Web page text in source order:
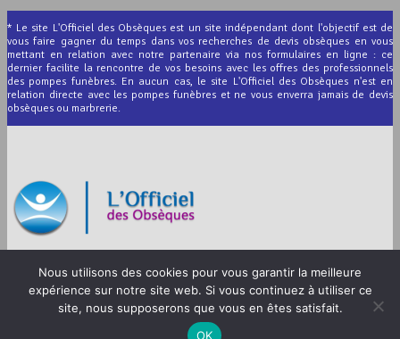
* Le site L'Officiel des Obsèques est un site indépendant dont l'objectif est de
vous faire gagner du temps dans vos recherches de devis obsèques en vous
mettant en relation avec notre partenaire via nos formulaires en ligne : ce
dernier facilite la rencontre de vos besoins avec les offres des professionnels
des pompes funèbres. En aucun cas, le site L'Officiel des Obsèques n'est en
relation directe avec les pompes funèbres et ne vous enverra jamais de devis
obsèques ou marbrerie.
© 2012-2026 L’Officiel des Obsèques
Mentions légales
Nous utilisons des cookies pour vous garantir la meilleure
expérience sur notre site web. Si vous continuez à utiliser ce
site, nous supposerons que vous en êtes satisfait.
OK